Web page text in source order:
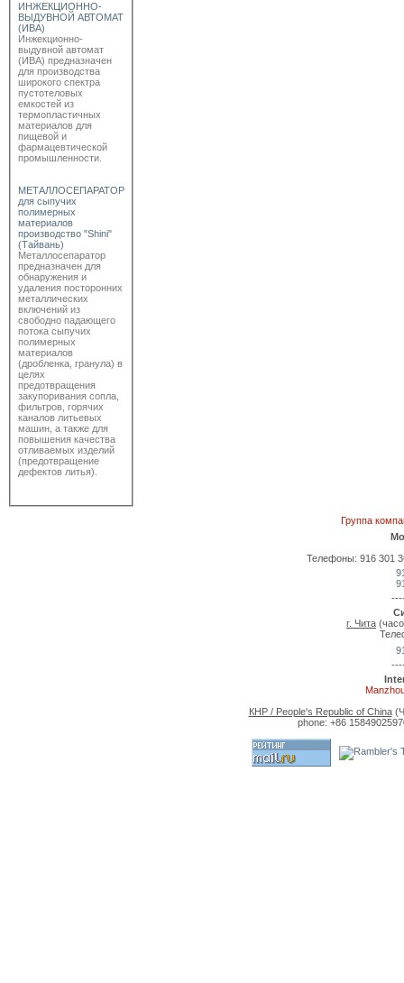
ИНЖЕКЦИОННО-
ВЫДУВНОЙ АВТОМАТ
(ИВА)
Инжекционно-
выдувной автомат
(ИВА) предназначен
для производства
широкого спектра
пустотеловых
емкостей из
термопластичных
материалов для
пищевой и
фармацевтической
промышленности.
МЕТАЛЛОСЕПАРАТОР
для сыпучих
полимерных
материалов
производство "Shini"
(Тайвань)
Металлосепаратор
предназначен для
обнаружения и
удаления посторонних
металлических
включений из
свободно падающего
потока сыпучих
полимерных
материалов
(дробленка, гранула) в
целях
предотвращения
закупоривания сопла,
фильтров, горячих
каналов литьевых
машин, а также для
повышения качества
отливаемых изделий
(предотвращение
дефектов литья).
Группа
Телефоны: 916 301
г. Чита
КНР / People's Republic of China
phone: +86